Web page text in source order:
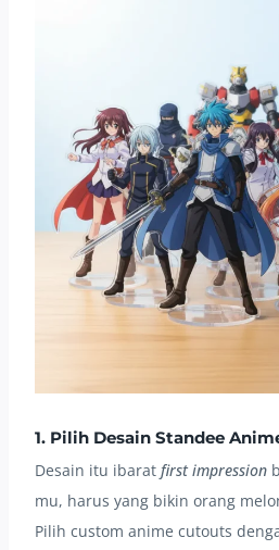
1. Pilih Desain Standee
Desain itu ibarat first impression
mu, harus yang bikin orang
Pilih custom anime cutouts